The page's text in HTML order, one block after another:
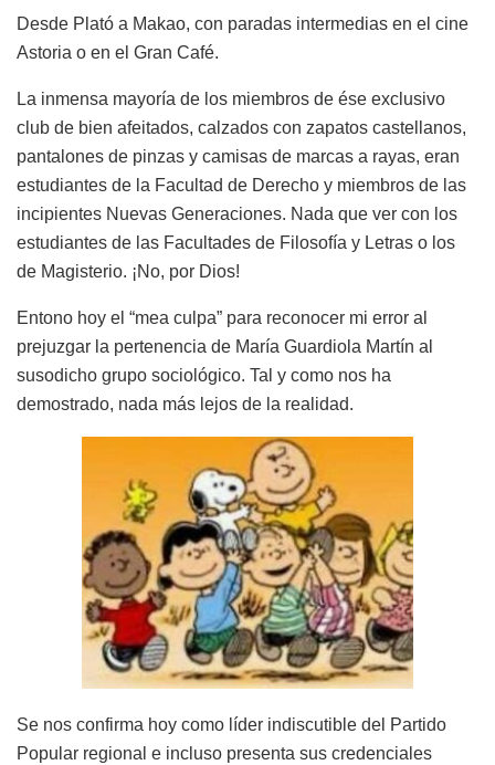
Desde Plató a Makao, con paradas intermedias en el cine
Astoria o en el Gran Café.
La inmensa mayoría de los miembros de ése exclusivo
club de bien afeitados, calzados con zapatos castellanos,
pantalones de pinzas y camisas de marcas a rayas, eran
estudiantes de la Facultad de Derecho y miembros de las
incipientes Nuevas Generaciones. Nada que ver con los
estudiantes de las Facultades de Filosofía y Letras o los
de Magisterio. ¡No, por Dios!
Entono hoy el “mea culpa” para reconocer mi error al
prejuzgar la pertenencia de María Guardiola Martín al
susodicho grupo sociológico. Tal y como nos ha
demostrado, nada más lejos de la realidad.
Se nos confirma hoy como líder indiscutible del Partido
Popular regional e incluso presenta sus credenciales